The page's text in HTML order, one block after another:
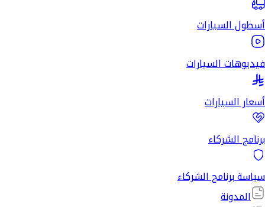
أسطول السيارات
فيديوهات السيارات
أسعار السيارات
برنامج الشركاء
سياسة برنامج الشركاء
المدونة